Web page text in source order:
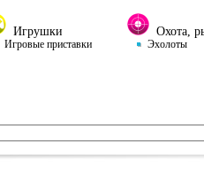
Игрушки
Игровые приставки
Охота,
Эхолоты